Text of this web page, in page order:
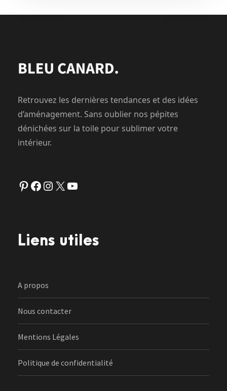
Retrouvez les dernières tendances et des idées
d’aménagement. Sans oublier nos pépites
dénichées sur la toile pour sublimer votre
intérieur.
Pinterest Facebook Instagram X YouTube
Liens utiles
A propos
Nous contacter
Mentions Légales
Politique de confidentialité